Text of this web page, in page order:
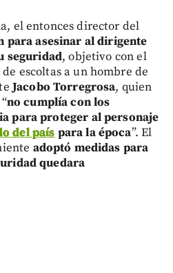
el entonces director del
para asesinar al dirigente
seguridad, objetivo con el
escoltas a un hombre de
Jacobo Torregrosa, quien
no cumplía con los
para proteger al personaje
del país para la época”. El
adoptó medidas para
quedara